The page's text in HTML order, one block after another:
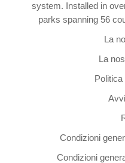
system. Installed in
parks spanning 56
La
La
Condizioni
Condizioni